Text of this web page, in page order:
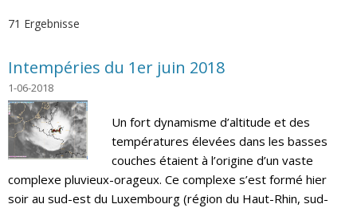
71 Ergebnisse
Intempéries du 1er juin 2018
1-06-2018
Un fort dynamisme d’altitude et des
températures élevées dans les basses
couches étaient à l’origine d’un vaste
complexe pluvieux-orageux. Ce complexe s’est formé hier
soir au sud-est du Luxembourg (région du Haut-Rhin, sud-